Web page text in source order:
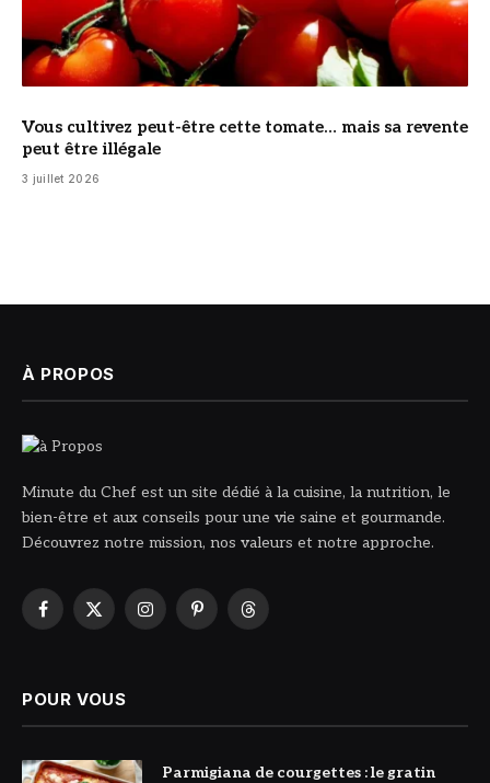
Vous cultivez peut-être cette tomate… mais sa revente
peut être illégale
3 juillet 2026
À PROPOS
Minute du Chef est un site dédié à la cuisine, la nutrition, le
bien-être et aux conseils pour une vie saine et gourmande.
Découvrez notre mission, nos valeurs et notre approche.
Facebook
X
InstagramPinterestThreads
POUR VOUS
© DR
Parmigiana de courgettes : le gratin